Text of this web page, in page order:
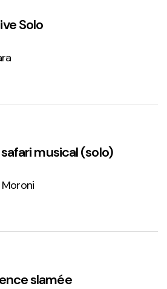
Solo
musical (solo)
Moroni
slamée